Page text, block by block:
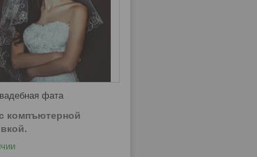
фата
компъютерной